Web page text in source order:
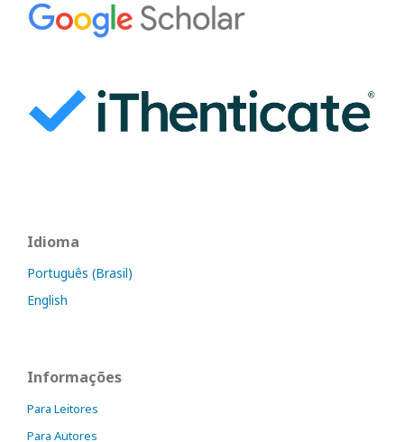
Idioma
Português (Brasil)
English
Informações
Para Leitores
Para Autores